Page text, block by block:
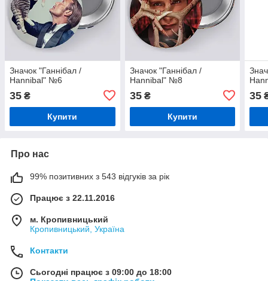
Значок "Ганнібал /
Hannibal" №6
35 ₴
Купити
Значок "Ганнібал /
Hannibal" №8
35₴
Купити
35
Про нас
99% позитивних з 543 відгуків за рік
Працює з 22.11.2016
м. Кропивницький
Кропивницький, Україна
Контакти
Сьогодні працює з 09:00 до 18:00